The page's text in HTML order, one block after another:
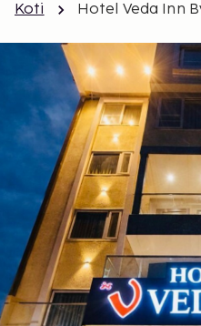
Koti Hotel Veda Inn